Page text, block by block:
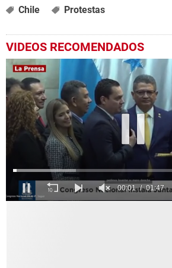
Chile Protestas
VIDEOS RECOMENDADOS